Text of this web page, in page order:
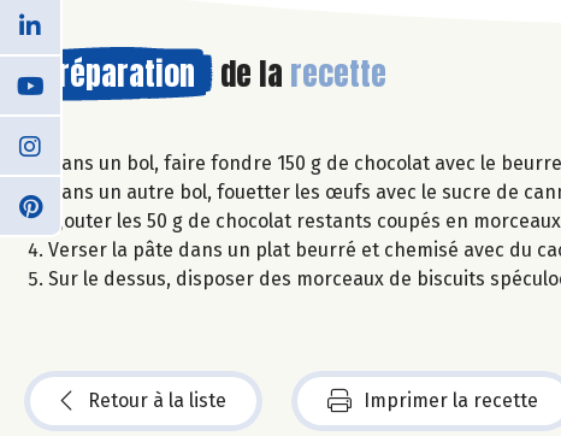
Préparation de la recette
Dans un bol, faire fondre 150 g de chocolat avec le
Dans un autre bol, fouetter les œufs avec le sucre de
Ajouter les 50 g de chocolat restants coupés en
Verser la pâte dans un plat beurré et chemisé avec du
Sur le dessus, disposer des morceaux de biscuits
Retour à la liste Imprimer la recette